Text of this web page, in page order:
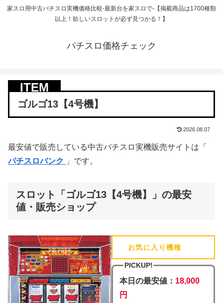
家スロ用中古パチスロ実機価格比較-最新台を家スロで-【掲載商品は1700種類
以上！欲しいスロットが必ず見つかる！】
パチスロ価格チェック
ゴルゴ13【4号機】
2026.08.07
最安値で販売している中古パチスロ実機販売サイトは「
パチスロバンク
」です。
スロット「ゴルゴ13【4号機】」の最安
値・販売ショップ
お気に入り機種
PICKUP!
本日の最安値： 18,000
円